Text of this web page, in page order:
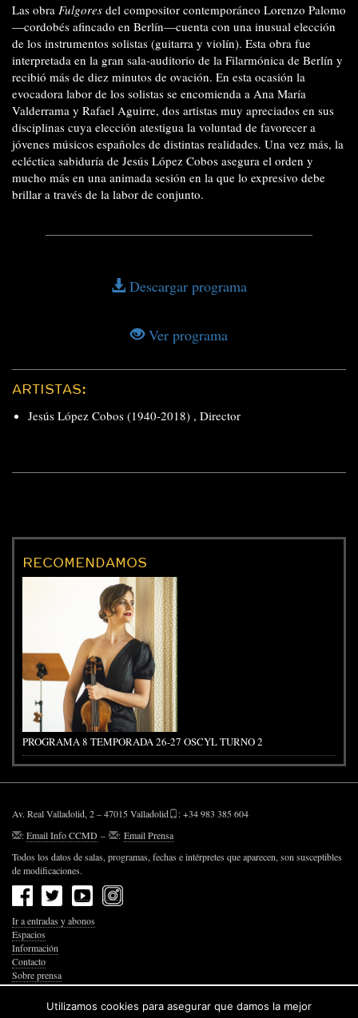
Las obra Fulgores del compositor contemporáneo Lorenzo Palomo
—cordobés afincado en Berlín—cuenta con una inusual elección
de los instrumentos solistas (guitarra y violín). Esta obra fue
interpretada en la gran sala-auditorio de la Filarmónica de Berlín y
recibió más de diez minutos de ovación. En esta ocasión la
evocadora labor de los solistas se encomienda a Ana María
Valderrama y Rafael Aguirre, dos artistas muy apreciados en sus
disciplinas cuya elección atestigua la voluntad de favorecer a
jóvenes músicos españoles de distintas realidades. Una vez más, la
ecléctica sabiduría de Jesús López Cobos asegura el orden y
mucho más en una animada sesión en la que lo expresivo debe
brillar a través de la labor de conjunto.
Descargar programa
Ver programa
ARTISTAS:
Jesús López Cobos (1940-2018) , Director
RECOMENDAMOS
PROGRAMA 8 TEMPORADA 26-27 OSCYL TURNO 2
Av. Real Valladolid, 2 – 47015 Valladolid
: +34 983 385 604
:Email Info CCMD – : Email Prensa
Todos los datos de salas, programas, fechas e intérpretes que aparecen, son susceptibles
de modificaciones.
Ir a entradas y abonos
Espacios
Información
Contacto
Sobre prensa
Política de Privacidad
Política de Cookies
Accesibilidad Web
Utilizamos cookies para asegurar que damos la mejor